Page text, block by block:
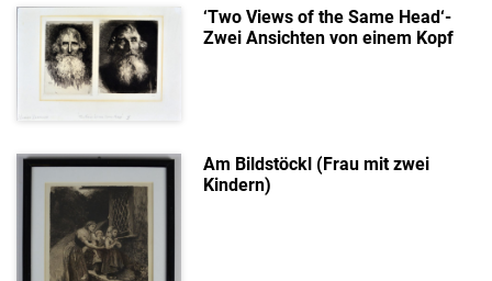
‘Two Views of the Same Head‘-
Zwei Ansichten von einem Kopf
Am Bildstöckl (Frau mit zwei
Kindern)